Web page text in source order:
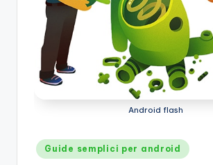
Android flash
Posted
in
Guide semplici per android